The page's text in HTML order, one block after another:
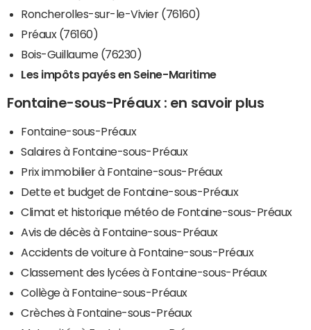
Roncherolles-sur-le-Vivier (76160)
Préaux (76160)
Bois-Guillaume (76230)
Les impôts payés en Seine-Maritime
Fontaine-sous-Préaux : en savoir plus
Fontaine-sous-Préaux
Salaires à Fontaine-sous-Préaux
Prix immobilier à Fontaine-sous-Préaux
Dette et budget de Fontaine-sous-Préaux
Climat et historique météo de Fontaine-sous-Préaux
Avis de décès à Fontaine-sous-Préaux
Accidents de voiture à Fontaine-sous-Préaux
Classement des lycées à Fontaine-sous-Préaux
Collège à Fontaine-sous-Préaux
Crèches à Fontaine-sous-Préaux